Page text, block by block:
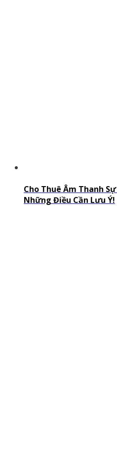
Cho Thuê Âm Thanh Sự
Những Điều Cần Lưu Ý!